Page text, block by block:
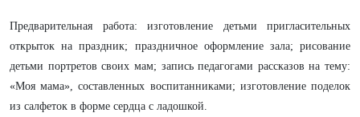
Предварительная работа: изготовление детьми пригласительных
открыток на праздник; праздничное оформление зала; рисование
детьми портретов своих мам; запись педагогами рассказов на тему:
«Моя мама», составленных воспитанниками; изготовление поделок
из салфеток в форме сердца с ладошкой.